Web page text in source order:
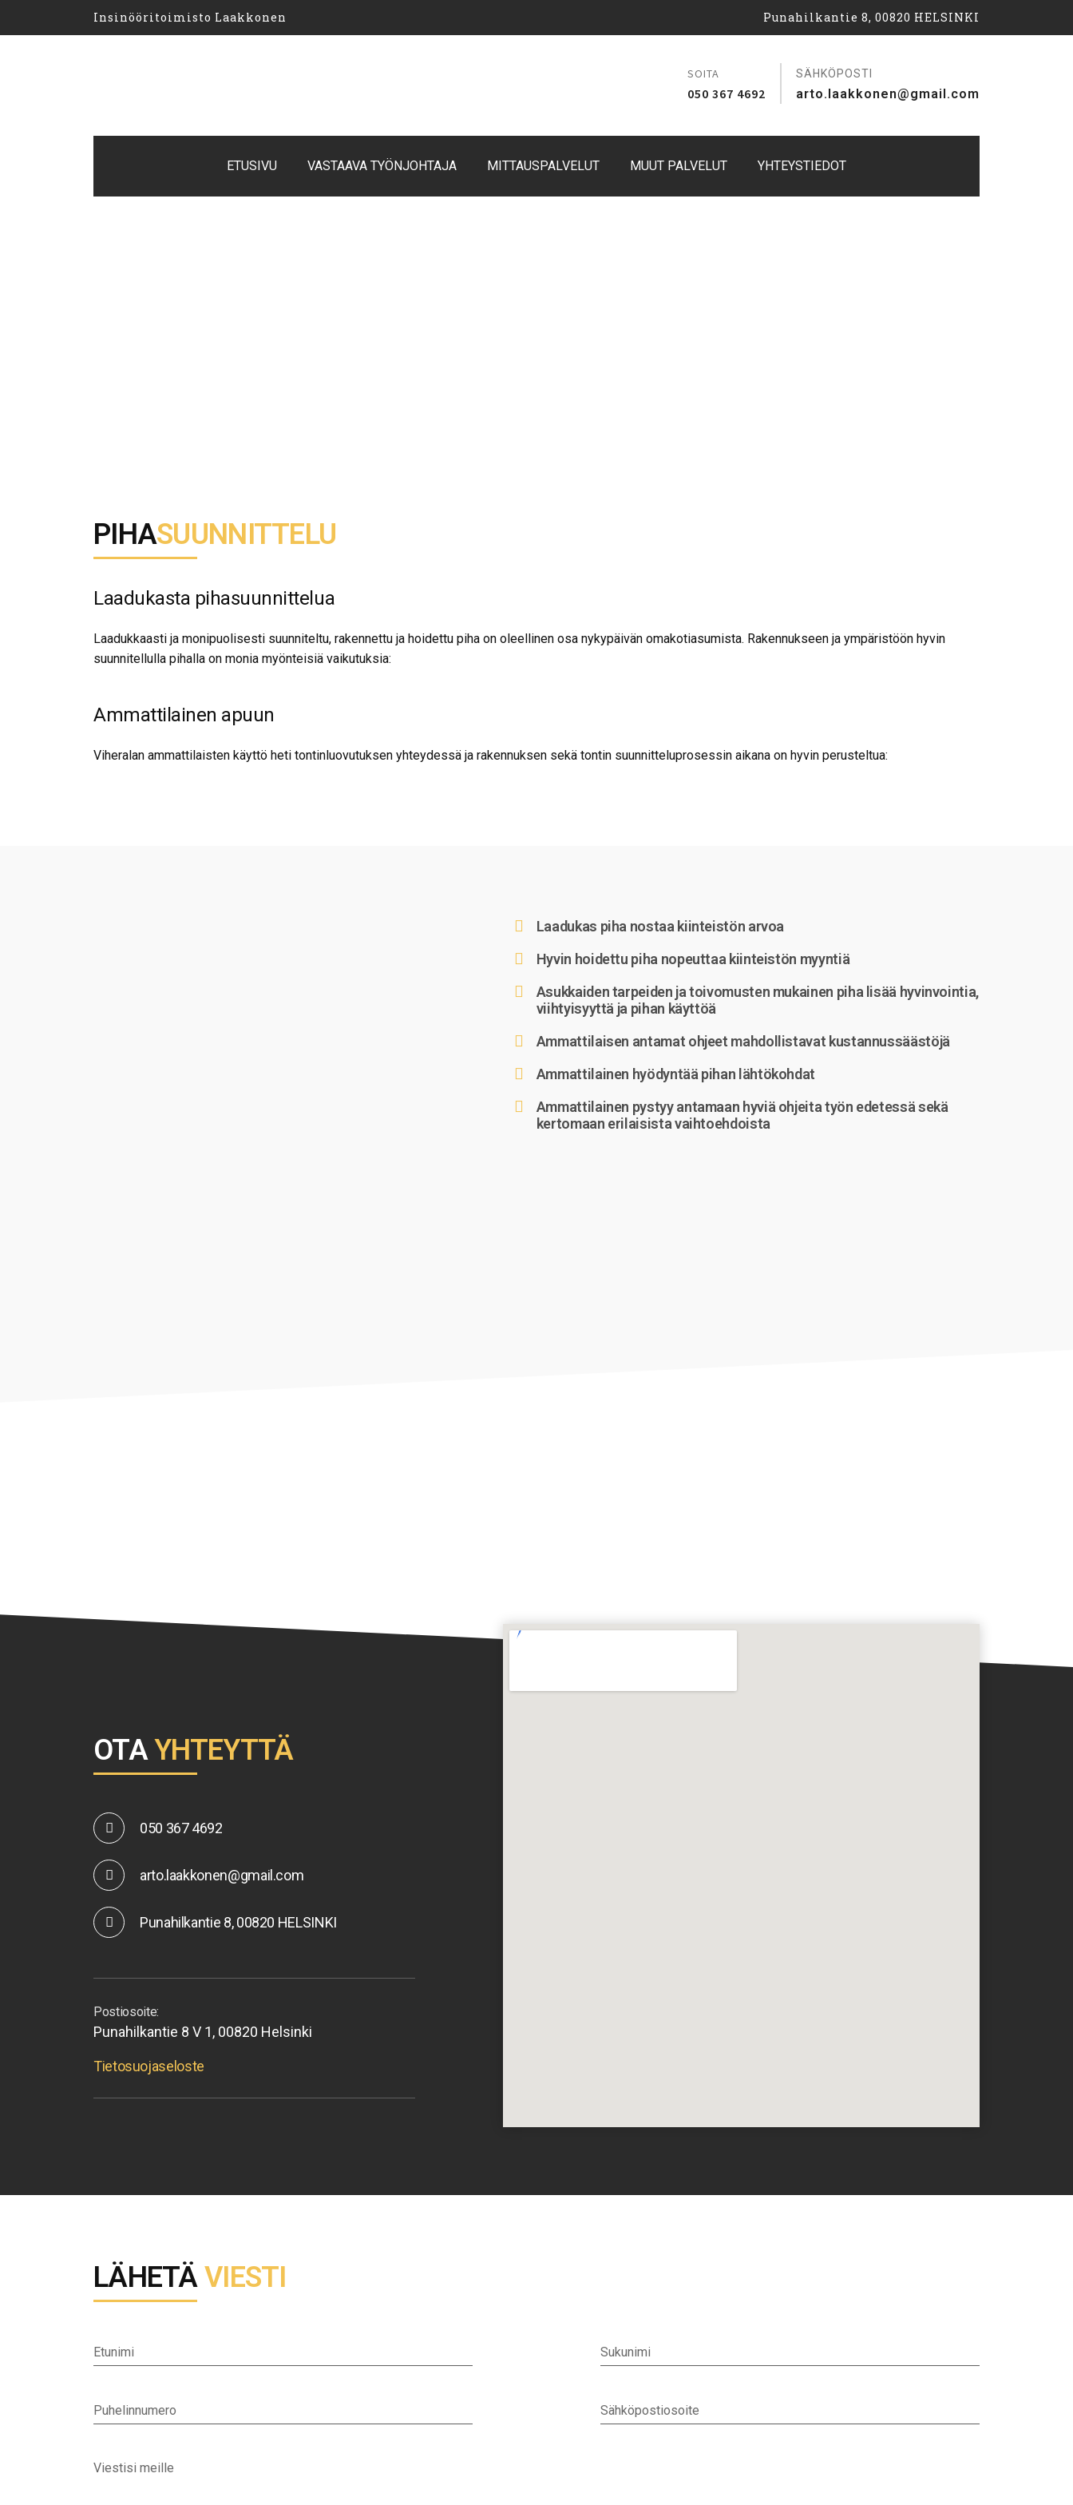
Insinööritoimisto Laakkonen Punahilkantie 8, 00820 HELSINKI
SOITA
050 367 4692
SÄHKÖPOSTI
arto.laakkonen@gmail.com
ETUSIVU VASTAAVA TYÖNJOHTAJA MITTAUSPALVELUT MUUT PALVELUT YHTEYSTIEDOT
PIHASUUNNITTELU
Laadukasta pihasuunnittelua
Laadukkaasti ja monipuolisesti suunniteltu, rakennettu ja hoidettu piha on oleellinen osa nykypäivän omakotiasumista. Rakennukseen ja ympäristöön hyvin
suunnitellulla pihalla on monia myönteisiä vaikutuksia:
Ammattilainen apuun
Viheralan ammattilaisten käyttö heti tontinluovutuksen yhteydessä ja rakennuksen sekä tontin suunnitteluprosessin aikana on hyvin perusteltua:
Laadukas piha nostaa kiinteistön arvoa
Hyvin hoidettu piha nopeuttaa kiinteistön myyntiä
Asukkaiden tarpeiden ja toivomusten mukainen piha lisää hyvinvointia,
viihtyisyyttä ja pihan käyttöä
Ammattilaisen antamat ohjeet mahdollistavat kustannussäästöjä
Ammattilainen hyödyntää pihan lähtökohdat
Ammattilainen pystyy antamaan hyviä ohjeita työn edetessä sekä
kertomaan erilaisista vaihtoehdoista
OTAYHTEYTTÄ
050 367 4692
arto.laakkonen@gmail.com
Punahilkantie 8, 00820 HELSINKI
Postiosoite:
Punahilkantie 8 V 1, 00820 Helsinki
Tietosuojaseloste
LÄHETÄVIESTI